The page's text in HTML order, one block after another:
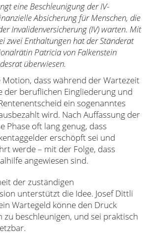
eine Beschleunigung der IV-
Absicherung für Menschen, die
Invalidenversicherung (IV) warten. Mit
zwei Enthaltungen hat der Ständerat
Patricia von Falkenstein
überwiesen.
dass während der Wartezeit
der beruflichen Eingliederung und
ein sogenanntes
wird. Nach Auffassung der
Phase oft lang genug, dass
erschöpft sei und
werde – mit der Folge, dass
angewiesen sind.
der zuständigen
unterstützt die Idee. Josef Dittli
Wartegeld könne den Druck
zu beschleunigen, und sei praktisch